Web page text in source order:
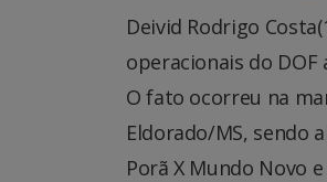
Deivid Rodrigo
operacionais do
O fato ocorreu na
Eldorado/MS, sendo
Porã X Mundo Novo